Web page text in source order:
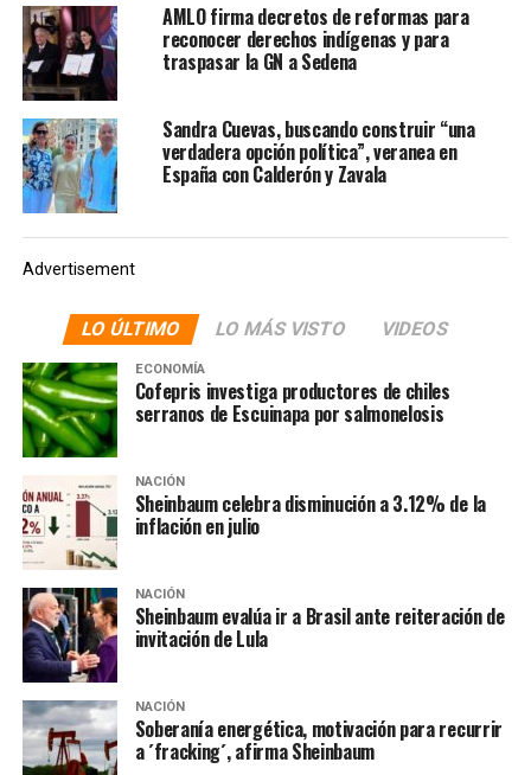
— Juan Villoro
(@JuanVilloro56)
November 3, 2017
«El INE obliga a cumplir con un requisito discriminatorio e
cuenta de Twitter. Sumado a esto, denunció que la app no
su página no se ha caído. Adjunto fotos tomadas con
diferencia de cinco horas que comprueban que no había
acceso».
El INE dice que su página
no se ha caído. Adjunto
fotos tomadas con
diferencia de cinco horas
que comprueban que no
había acceso.
pic.twitter.com/pBTdtWXBn6
AMLO firma decretos de reformas para
reconocer derechos indígenas y para
traspasar la GN a Sedena
Sandra Cuevas, buscando construir “una
verdadera opción política”, veranea en
España con Calderón y Zavala
Advertisement
LO ÚLTIMO LO MÁS VISTO VIDEOS
ECONOMÍA
Cofepris investiga productores de chiles
serranos de Escuinapa por salmonelosis
NACIÓN
Sheinbaum celebra disminución a 3.12% de la
inflación en julio
NACIÓN
Sheinbaum evalúa ir a Brasil ante reiteración de
invitación de Lula
NACIÓN
Soberanía energética, motivación para recurrir
a ´fracking´, afirma Sheinbaum